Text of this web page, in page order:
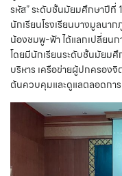
รหัส” ระดับชั้นมัยมศึกษาปีที่
นักเรียนโรงเรียนบางมูลนา
น้องชมพู-ฟ้า ได้แลกเปลี่ยน
โดยมีนักเรียนระดับชั้นมัยม
บริหาร เครือข่ายผู้ปกครอง
ต้นควบคุมและดูแลตลอดกา